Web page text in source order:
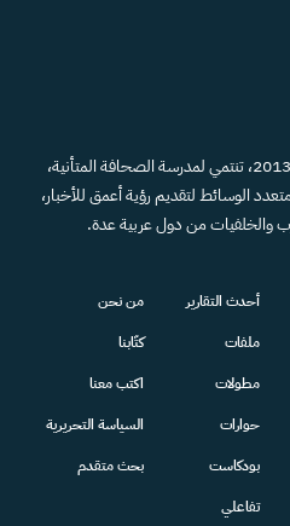
منصة إعلامية مستقلة، تأسست عام 2013، تنتمي لمدرسة الصحافة المتأنية،
الوسائط لتقديم رؤية أعمق للأخبار،
والخلفيات من دول عربية عدة.
أحدث التقارير
ملفات
مطولات
حوارات
بودكاست
تفاعلي
من نحن
كتّابنا
اكتب معنا
السياسة التحريرية
بحث متقدم